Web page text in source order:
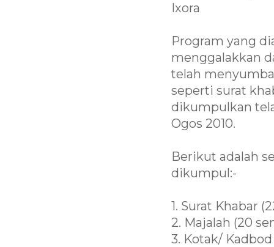
Ixora
Program yang
menggalakkan
telah
seperti surat
dikumpulkan
Ogos 2010.
Berikut adalah
dikumpul:-
1. Surat Khabar
2. Majalah (20
3. Kotak/